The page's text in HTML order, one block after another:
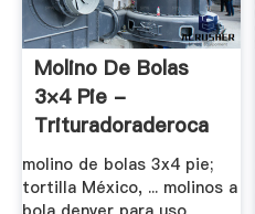
Molino De Bolas
3×4 Pie -
Trituradoraderoca
molino de bolas 3x4 pie;
tortilla México, ... molinos a